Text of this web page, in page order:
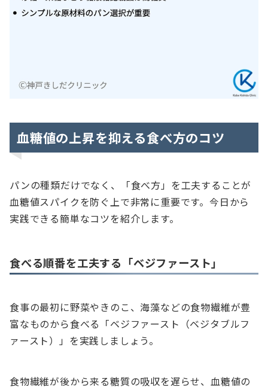
血糖値の上昇を抑える食べ方のコツ
パンの種類だけでなく、「食べ方」を工夫することが
血糖値スパイクを防ぐ上で非常に重要です。今日から
実践できる簡単なコツを紹介します。
食べる順番を工夫する「ベジファースト」
食事の最初に野菜やきのこ、海藻などの食物繊維が豊
富なものから食べる「ベジファースト（ベジタブルフ
ァースト）」を実践しましょう。
食物繊維が後から来る糖質の吸収を遅らせ、血糖値の